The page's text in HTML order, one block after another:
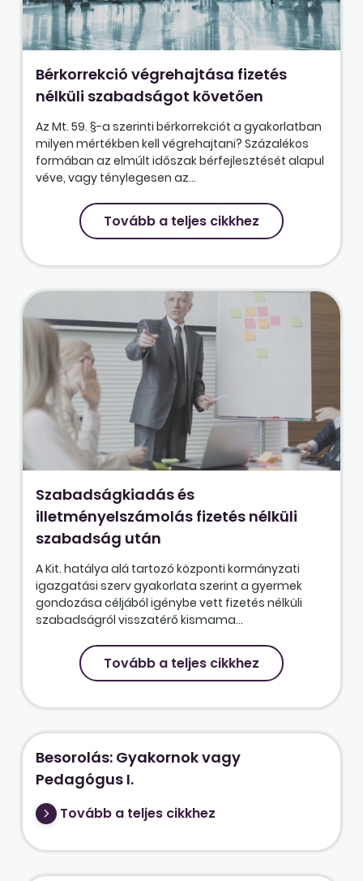
Bérkorrekció végrehajtása fizetés
nélküli szabadságot követően
Az Mt. 59. §-a szerinti bérkorrekciót a gyakorlatban
milyen mértékben kell végrehajtani? Százalékos
formában az elmúlt időszak bérfejlesztését alapul
véve, vagy ténylegesen az...
Tovább a teljes cikkhez
Szabadságkiadás és
illetményelszámolás fizetés nélküli
szabadság után
A Kit. hatálya alá tartozó központi kormányzati
igazgatási szerv gyakorlata szerint a gyermek
gondozása céljából igénybe vett fizetés nélküli
szabadságról visszatérő kismama...
Tovább a teljes cikkhez
Besorolás: Gyakornok vagy
Pedagógus I.
Tovább a teljes cikkhez